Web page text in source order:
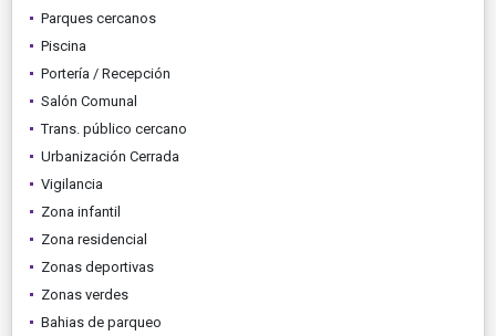
Parques cercanos
Piscina
Portería / Recepción
Salón Comunal
Trans. público cercano
Urbanización Cerrada
Vigilancia
Zona infantil
Zona residencial
Zonas deportivas
Zonas verdes
Bahias de parqueo